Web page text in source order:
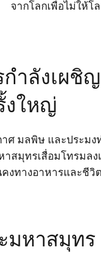
จากโลกเพื่อไม่ให้โ
ำลังเผชิ
งใหญ่
ศ มลพิษ และประมง
สมุทรเสื่อมโทรมลง
งทางอาหารและชีวิ
มหาสมุทร